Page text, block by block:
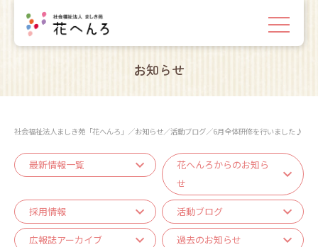
お知らせ
社会福祉法人ましき苑「花へんろ」 ／お知らせ／活動ブログ／6月全体研修を行いました♪
最新情報一覧
花へんろからのお知ら
せ
採用情報 活動ブログ
広報誌アーカイブ 過去のお知らせ